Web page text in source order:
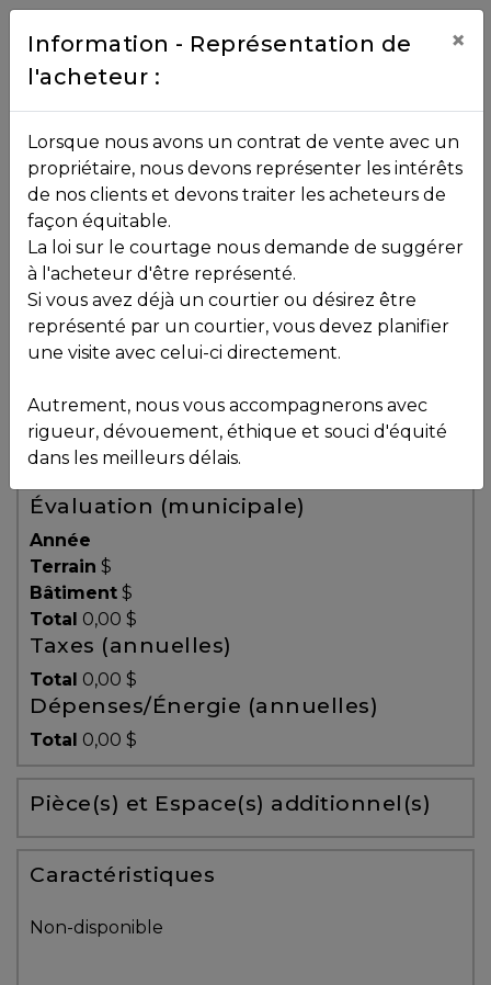
Contact
NOS
PROPRIÉTÉS
VOS
COURTIERS
Équipe
Partenaires
Témoignages
Blogue
ACHAT
Alerte
immobilière
Avec
un
courtier
vous
Toutes les propriétés
Vendu
, , ,
J7K 3S8
Voir plus de photos
Évaluation (municipale)
Année
Terrain $
Bâtiment $
Total 0,00 $
Taxes (annuelles)
Total 0,00 $
Dépenses/Énergie (annuelles)
Total 0,00 $
Pièce(s) et Espace(s) additionnel(s)
Caractéristiques
Non-disponible
Information - Représentation de
l'acheteur :
×
Lorsque nous avons un contrat de vente avec un
propriétaire, nous devons représenter les intérêts
de nos clients et devons traiter les acheteurs de
façon équitable.
La loi sur le courtage nous demande de suggérer
à l'acheteur d'être représenté.
Si vous avez déjà un courtier ou désirez être
représenté par un courtier, vous devez planifier
une visite avec celui-ci directement.
Autrement, nous vous accompagnerons avec
rigueur, dévouement, éthique et souci d'équité
dans les meilleurs délais.